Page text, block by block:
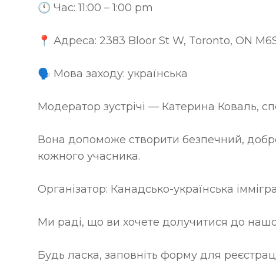
🕚 Час: 11:00 – 1:00 pm
📍 Адреса: 2383 Bloor St W, Toronto, ON
🗣 Мова заходу: українська
Модератор зустрічі — Катерина Коваль,
Вона допоможе створити безпечний,
кожного учасника.
Організатор: Канадсько-українська
Ми раді, що ви хочете долучитися до
Будь ласка, заповніть форму для